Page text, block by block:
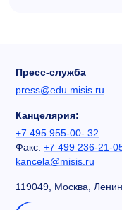
Пресс-служба
press@edu.misis.ru
Канцелярия:
+7 495 955-00- 32
Факс: +7 499 236-21-
kancela@misis.ru
119049, Москва,